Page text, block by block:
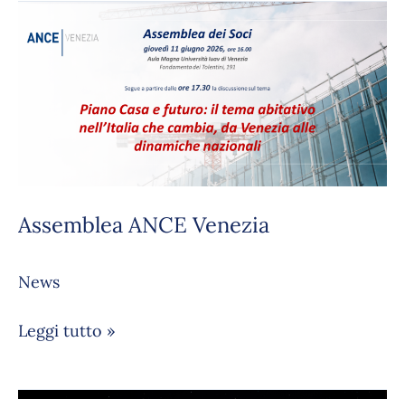
Assemblea ANCE Venezia
News
ANCE
Venezia
Leggi tutto »